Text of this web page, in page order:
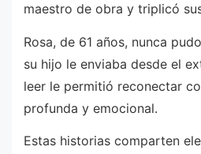
maestro de obra y triplicó
Rosa, de 61 años, nunca
su hijo le enviaba desde el
leer le permitió reconectar
profunda y emocional.
Estas historias comparten